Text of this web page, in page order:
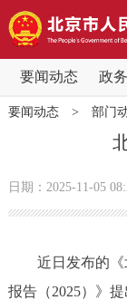
要闻动态 政
要闻动态
党中央精神
政务公开
要闻动态> 部门
日期：2025-11-05
近日发布的《
报告（2025）》